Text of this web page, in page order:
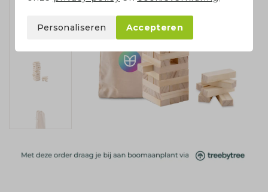
Personaliseren Accepteren